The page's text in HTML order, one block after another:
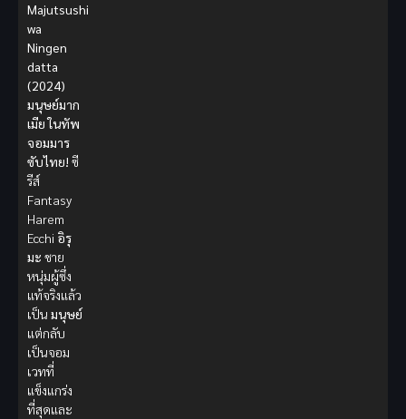
Majutsushi
wa
Ningen
datta
(2024)
มนุษย์มาก
เมีย ในทัพ
จอมมาร
ซับไทย! ซี
รีส์
Fantasy
Harem
Ecchi อิรุ
มะ ชาย
หนุ่มผู้ซึ่ง
แท้จริงแล้ว
เป็น มนุษย์
แต่กลับ
เป็นจอม
เวทที่
แข็งแกร่ง
ที่สุดและ